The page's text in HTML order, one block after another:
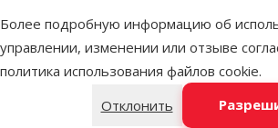
Более подробную информацию об
управлении, изменении или отзыве
политика использования файлов cookie.
Отклонить